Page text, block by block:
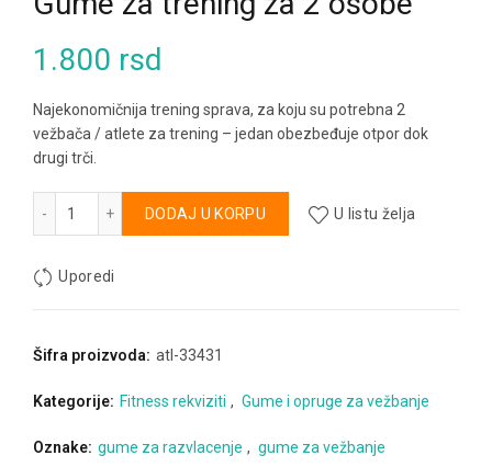
1.800 rsd
Najekonomičnija trening sprava, za koju su potrebna 2
vežbača / atlete za trening – jedan obezbeđuje otpor dok
drugi trči.
Gume za trening za 2 osobe količina
DODAJ U KORPU
Alternative:
U listu želja
Uporedi
Šifra proizvoda: atl-33431
Kategorije: Fitness rekviziti , Gume i opruge za vežbanje
Oznake: gume za razvlacenje , gume za vežbanje